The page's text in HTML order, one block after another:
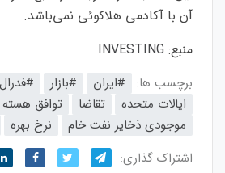
آن با آکادمی هلاکوئی نمی‌باشد.
منبع: INVESTING
برچسب ها: #ایران #بازار
ایالات متحده
تقاضا توافق
موجودی ذخایر نفت خام
نرخ بهره
اشتراک گذاری: